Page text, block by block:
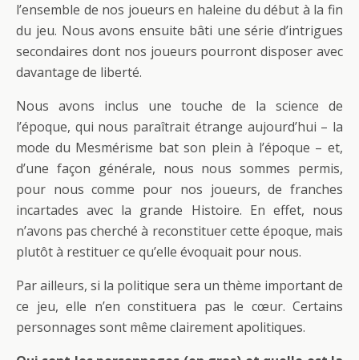
l’ensemble de nos joueurs en haleine du début à la fin
du jeu. Nous avons ensuite bâti une série d’intrigues
secondaires dont nos joueurs pourront disposer avec
davantage de liberté.
Nous avons inclus une touche de la science de
l’époque, qui nous paraîtrait étrange aujourd’hui – la
mode du Mesmérisme bat son plein à l’époque – et,
d’une façon générale, nous nous sommes permis,
pour nous comme pour nos joueurs, de franches
incartades avec la grande Histoire. En effet, nous
n’avons pas cherché à reconstituer cette époque, mais
plutôt à restituer ce qu’elle évoquait pour nous.
Par ailleurs, si la politique sera un thème important de
ce jeu, elle n’en constituera pas le cœur. Certains
personnages sont même clairement apolitiques.